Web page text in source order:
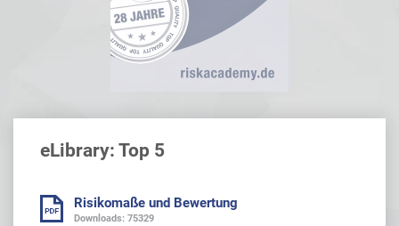
eLibrary: Top 5
Risikomaße und Bewertung
Downloads: 75329